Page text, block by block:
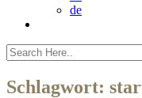
de
Schlagwort: